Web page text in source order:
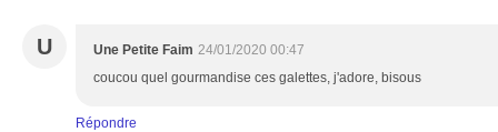
U Une Petite Faim 24/01/2020 00:47
coucou quel gourmandise ces galettes, j'adore, bisous
Répondre